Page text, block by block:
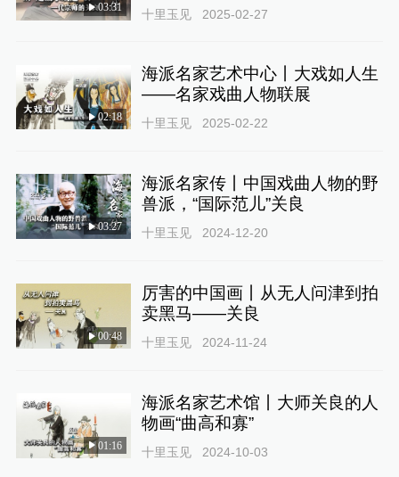
03:31 十里玉见 2025-02-27
02:18
海派名家艺术中心丨大戏如人生
——名家戏曲人物联展
十里玉见 2025-02-22
03:27
海派名家传丨中国戏曲人物的野
兽派，“国际范儿”关良
十里玉见 2024-12-20
00:48
厉害的中国画丨从无人问津到拍
卖黑马——关良
十里玉见 2024-11-24
01:16
海派名家艺术馆丨大师关良的人
物画“曲高和寡”
十里玉见 2024-10-03